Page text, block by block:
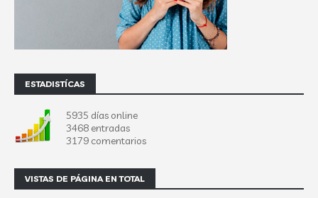
ESTADISTÍCAS
5935 días online
3468 entradas
3179 comentarios
VISTAS DE PÁGINA EN TOTAL